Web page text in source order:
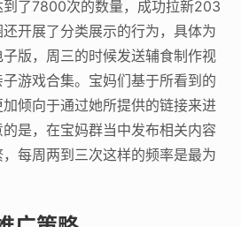
到了7800次的数量，成功拉新203
开展了分类展示的行为，具体为
版，周三的时候发送辅食制作视
游戏合集。宝妈们基于所看到的
倾向于通过她所提供的链接来进
是，在宝妈群当中发布相关内容
每周两到三次这样的频率是最为